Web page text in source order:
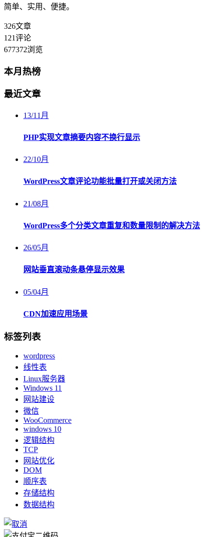
简单、实用、便捷。
326文章
121评论
677372浏览
本月热榜
最近文章
13/11月
PHP实现文章摘要内容不换行显示
22/10月
WordPress文章评论功能批量打开或关闭方法
21/08月
WordPress多个分类文章重复和数量限制的解决方法
26/05月
网站垂直滚动条悬停显示效果
05/04月
CDN加速应用场景
标签列表
wordpress
线性表
Linux服务器
Windows 11
网站建设
微信
WooCommerce
windows 10
逻辑结构
TCP
网站优化
DOM
顺序表
存储结构
数据结构